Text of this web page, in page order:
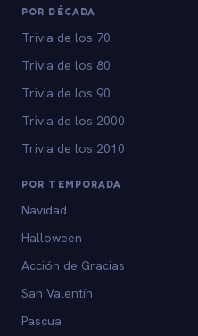
POR DÉCADA
Trivia de los 70
Trivia de los 80
Trivia de los 90
Trivia de los 2000
Trivia de los 2010
POR TEMPORADA
Navidad
Halloween
Acción de Gracias
San Valentín
Pascua